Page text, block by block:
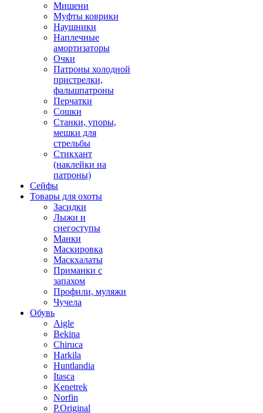
Мишени
Муфты коврики
Наушники
Наплечные
амортизаторы
Очки
Патроны холодной
пристрелки,
фальшпатроны
Перчатки
Сошки
Станки, упоры,
мешки для
стрельбы
Стикхант
(наклейки на
патроны)
Сейфы
Товары для охоты
Засидки
Лыжи и
снегоступы
Манки
Маскировка
Маскхалаты
Приманки с
запахом
Профили, муляжи
Чучела
Обувь
Aigle
Bekina
Chiruсa
Harkila
Huntlandia
Itasca
Kenetrek
Norfin
P.Original